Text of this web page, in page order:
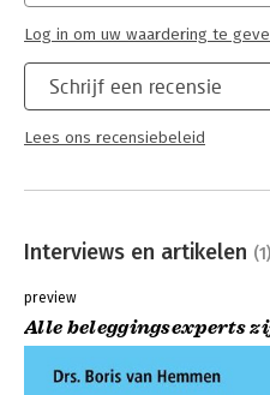
Schrijf een recensie
Lees ons recensiebeleid
Log in om uw waardering te
Interviews en artikelen (1)
preview
Alle beleggingsexperts